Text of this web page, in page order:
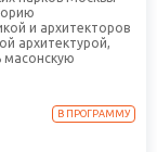
и архитекторов
архитектурой,
масонскую
В ПРОГРАММУ